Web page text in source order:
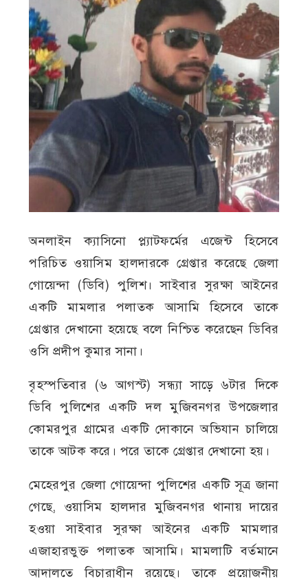
অনলাইন ক্যাসিনো প্ল্যাটফর্মের এজেন্ট হিসেবে
পরিচিত ওয়াসিম হালদারকে গ্রেপ্তার করেছে জেলা
গোয়েন্দা (ডিবি) পুলিশ। সাইবার সুরক্ষা আইনের
একটি মামলার পলাতক আসামি হিসেবে তাকে
গ্রেপ্তার দেখানো হয়েছে বলে নিশ্চিত করেছেন ডিবির
ওসি প্রদীপ কুমার সানা।
বৃহস্পতিবার (৬ আগস্ট) সন্ধ্যা সাড়ে ৬টার দিকে
ডিবি পুলিশের একটি দল মুজিবনগর উপজেলার
কোমরপুর গ্রামের একটি দোকানে অভিযান চালিয়ে
তাকে আটক করে। পরে তাকে গ্রেপ্তার দেখানো হয়।
মেহেরপুর জেলা গোয়েন্দা পুলিশের একটি সূত্র জানা
গেছে, ওয়াসিম হালদার মুজিবনগর থানায় দায়ের
হওয়া সাইবার সুরক্ষা আইনের একটি মামলার
এজাহারভুক্ত পলাতক আসামি। মামলাটি বর্তমানে
আদালতে বিচারাধীন রয়েছে। তাকে প্রয়োজনীয়